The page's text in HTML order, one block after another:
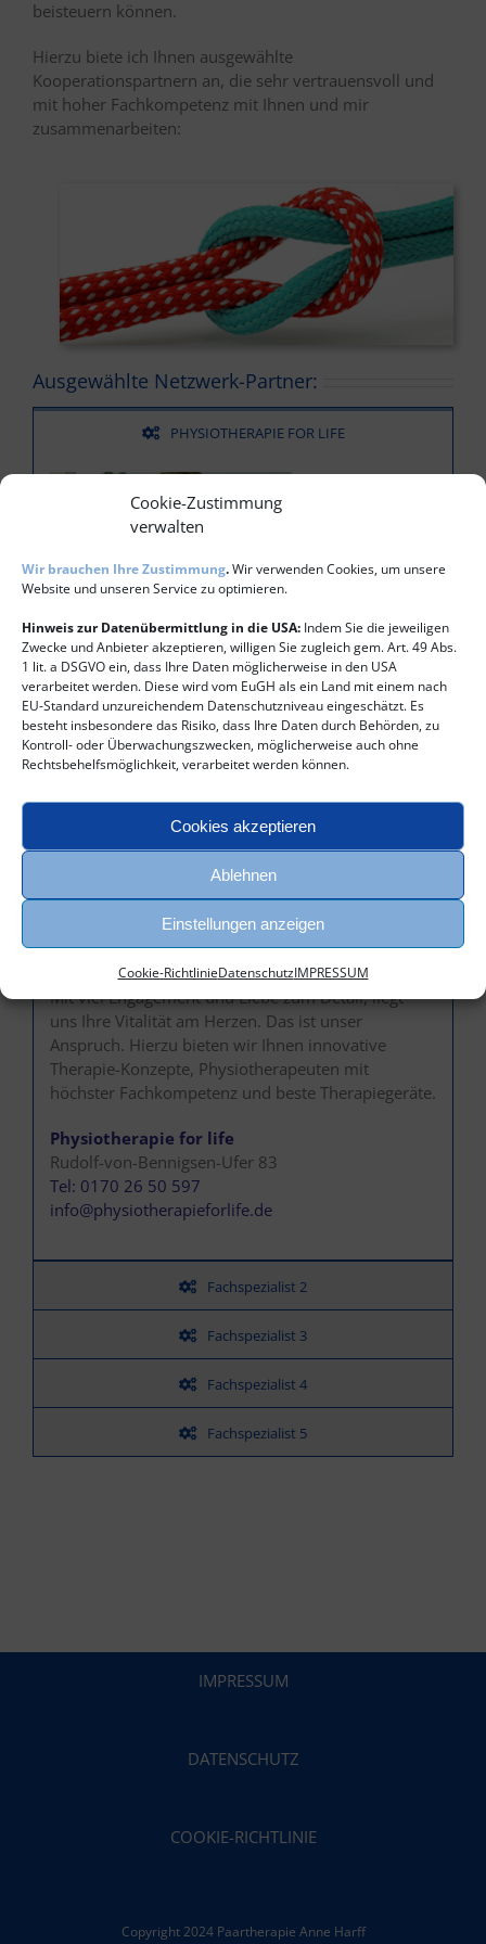
Cookie-Zustimmung
verwalten
Wir brauchen Ihre Zustimmung.Wir verwenden Cookies, um unsere
Website und unseren Service zu optimieren.
Hinweis zur Datenübermittlung in die USA: Indem Sie die jeweiligen
Zwecke und Anbieter akzeptieren, willigen Sie zugleich gem. Art. 49 Abs.
1 lit. a DSGVO ein, dass Ihre Daten möglicherweise in den USA
verarbeitet werden. Diese wird vom EuGH als ein Land mit einem nach
EU-Standard unzureichendem Datenschutzniveau eingeschätzt. Es
besteht insbesondere das Risiko, dass Ihre Daten durch Behörden, zu
Kontroll- oder Überwachungszwecken, möglicherweise auch ohne
Rechtsbehelfsmöglichkeit, verarbeitet werden können.
Cookies akzeptieren
Ablehnen
Einstellungen anzeigen
Cookie-RichtlinieDatenschutzIMPRESSUM
beisteuern können.
Hierzu biete ich Ihnen ausgewählte
Kooperationspartnern an, die sehr vertrauensvoll und
mit hoher Fachkompetenz mit Ihnen und mir
zusammenarbeiten:
Ausgewählte Netzwerk-Partner:
PHYSIOTHERAPIE FOR LIFE
Speziell mit Sabine Dietrich unterstützen wir
Sie gemeinsam in enger Abstimmung zu:
Gesundheits- und Persönlichkeits-Entwicklung
– Work Life Balance, Umgang mit Krisen,
Stressbewältigung, Lebensstil und Einstellungen,
Beste Physiotherapie mit höchstem Wohlfühl-
Ambiente direkt am Maschsee! Im Aspria
Auch für Nicht-Aspria-Mitglieder!!!
Mit viel Engagement und Liebe zum Detail, liegt
uns Ihre Vitalität am Herzen. Das ist unser
Anspruch. Hierzu bieten wir Ihnen innovative
Therapie-Konzepte, Physiotherapeuten mit
höchster Fachkompetenz und beste Therapiegeräte.
Physiotherapie for life
Rudolf-von-Bennigsen-Ufer 83
Tel: 0170 26 50 597
info@physiotherapieforlife.de
Fachspezialist 2
Fachspezialist 3
Fachspezialist 4
Fachspezialist 5
IMPRESSUM
DATENSCHUTZ
COOKIE-RICHTLINIE
Copyright 2024 Paartherapie Anne Harff